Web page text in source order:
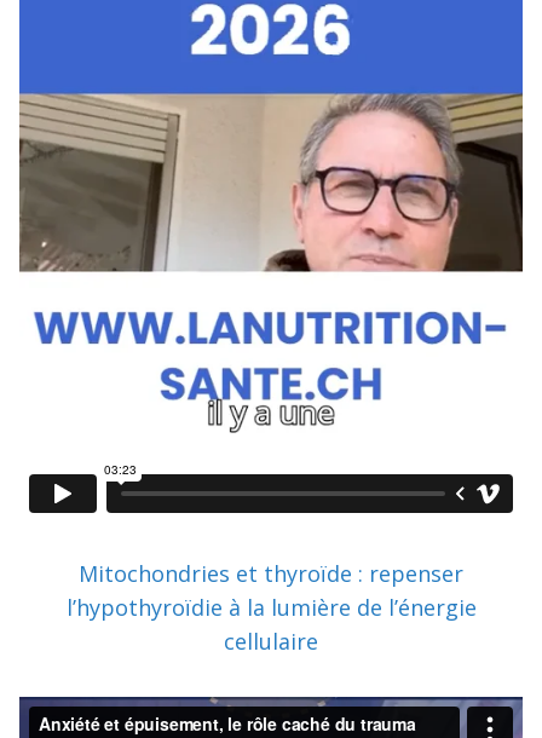
Mitochondries et thyroïde : repenser
l’hypothyroïdie à la lumière de l’énergie
cellulaire